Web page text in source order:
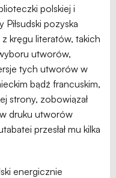
polskiej i
pozyska
kręgu literatów, takich
utworów,
tych utworów w
bądź francuskim,
strony, zobowiązał
druku utworów
przesłał mu kilka
energicznie